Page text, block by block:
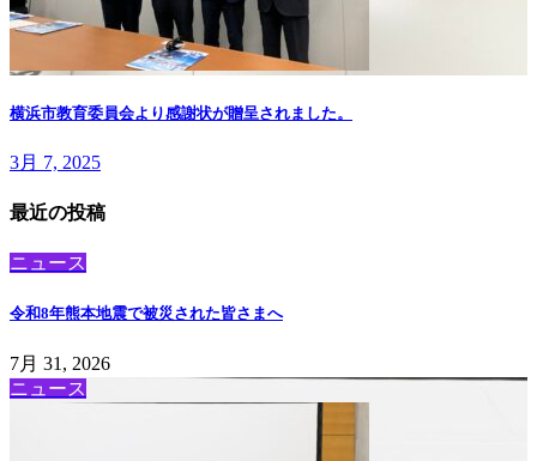
横浜市教育委員会より感謝状が贈呈されました。
3月 7, 2025
最近の投稿
ニュース
令和8年熊本地震で被災された皆さまへ
7月 31, 2026
ニュース